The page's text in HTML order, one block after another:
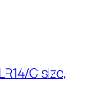
C size,